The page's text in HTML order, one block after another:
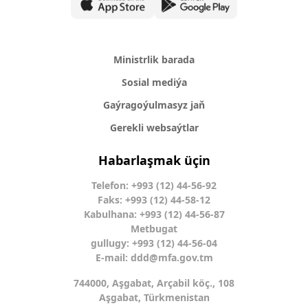
Ministrlik barada
Sosial mediýa
Gaýragoýulmasyz jaň
Gerekli websaýtlar
Habarlaşmak üçin
Telefon: +993 (12) 44-56-92
Faks: +993 (12) 44-58-12
Kabulhana: +993 (12) 44-56-87
Metbugat
gullugy: +993 (12) 44-56-04
E-mail: ddd@mfa.gov.tm
744000, Aşgabat, Arçabil köç., 108
Aşgabat, Türkmenistan